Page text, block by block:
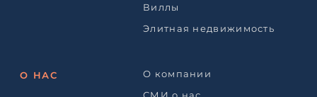
Виллы
Элитная недвижимость
О НАС
О компании
СМИ о нас